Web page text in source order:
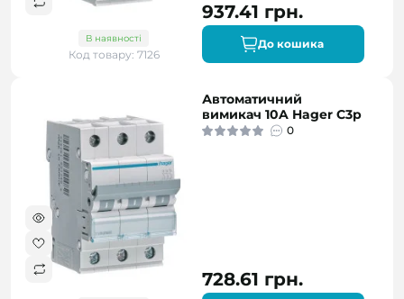
В наявності
Код товару: 7126
937.41 грн.
До кошика
Автоматичний
вимикач 10A Hager C3p
0
728.61 грн.